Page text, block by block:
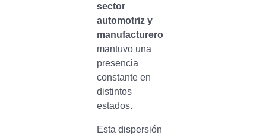
sector
automotriz y
manufacturero
mantuvo una
presencia
constante en
distintos
estados.
Esta dispersión